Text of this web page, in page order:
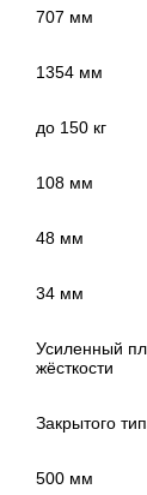
707 мм
1354 мм
до 150 кг
108 мм
48 мм
34 мм
Усиленный
жёсткости
Закрытого
500 мм